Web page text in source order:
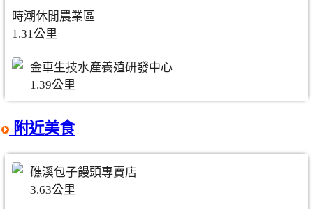
時潮休閒農業區
1.31公里
金車生技水產養殖研發中心
1.39公里
附近美食
礁溪包子饅頭專賣店
3.63公里